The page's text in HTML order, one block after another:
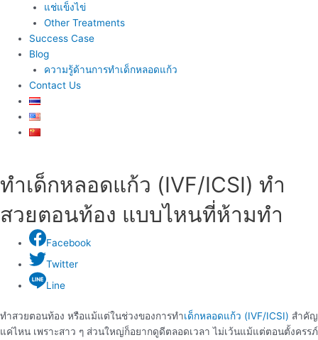
แช่แข็งไข่
Other Treatments
Success Case
Blog
ความรู้ด้านการทำเด็กหลอดแก้ว
Contact Us
ทำเด็กหลอดแก้ว (IVF/ICSI) ทำ
สวยตอนท้อง แบบไหนที่ห้ามทำ
Facebook
Twitter
Line
ทำสวยตอนท้อง หรือแม้แต่ในช่วงของการทำเด็กหลอดแก้ว (IVF/ICSI) สำคัญ
แค่ไหน เพราะสาว ๆ ส่วนใหญ่ก็อยากดูดีตลอดเวลา ไม่เว้นแม้แต่ตอนตั้งครรภ์